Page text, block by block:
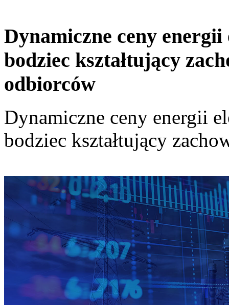
Dynamiczne ceny
bodziec kształtujący
odbiorców
Dynamiczne ceny energii
bodziec kształtujący